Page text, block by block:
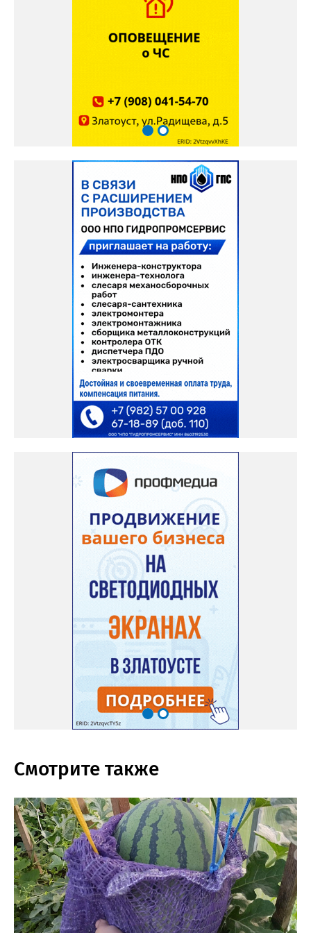
Смотрите также